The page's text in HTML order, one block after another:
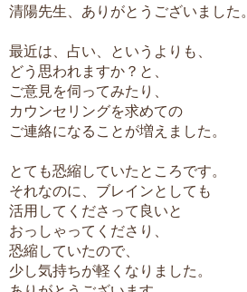
清陽先生、ありがとうございました。
最近は、占い、というよりも、
どう思われますか？と、
ご意見を伺ってみたり、
カウンセリングを求めての
ご連絡になることが増えました。
とても恐縮していたところです。
それなのに、ブレインとしても
活用してくださって良いと
おっしゃってくださり、
恐縮していたので、
少し気持ちが軽くなりました。